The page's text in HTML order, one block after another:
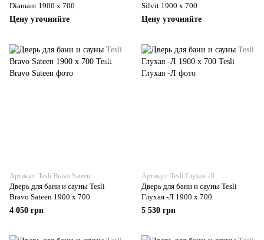
Diamant 1900 х 700
Цену уточняйте
Silvit 1900 х 700
Цену уточняйте
Артикул: Tesli Bravo Sateen
Дверь для бани и сауны Tesli
Bravo Sateen 1900 х 700
4 050 грн
Артикул: Tesli Глухая -Л
Дверь для бани и сауны Tesli
Глухая -Л 1900 х 700
5 530 грн